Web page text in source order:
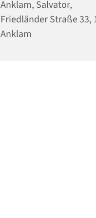
Anklam, Salvator,
Friedländer Straße 33,
Anklam